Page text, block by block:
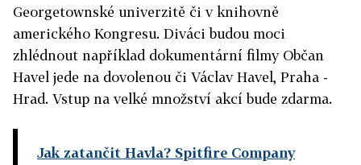
Georgetownské univerzitě či v knihovně
amerického Kongresu. Diváci budou moci
zhlédnout například dokumentární filmy Občan
Havel jede na dovolenou či Václav Havel, Praha -
Hrad. Vstup na velké množství akcí bude zdarma.
Jak zatančit Havla? Spitfire Company